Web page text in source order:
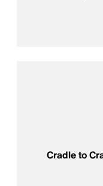
Cradle to